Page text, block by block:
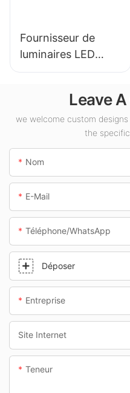
Fournisseur de
luminaires LED
KML-CLA 100W
intérieurs tels que
les stations-service
et les passages
souterrains.
Leave
we welcome custom
the
Nom
E-Mail
Téléphone/WhatsApp
Déposer
Entreprise
Site Internet
Teneur